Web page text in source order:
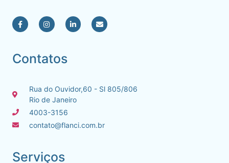
Contatos
Rua do Ouvidor,60 - Sl 805/806
Rio de Janeiro
4003-3156
contato@flanci.com.br
Serviços